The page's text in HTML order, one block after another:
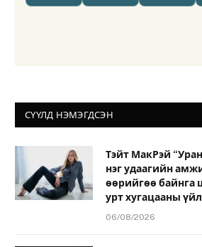
СҮҮЛД НЭМЭГДСЭН
Тэйт МакРэй
нэг удаагийн
өөрийгөө байнга
урт хугацааны үйл
06/08/2026